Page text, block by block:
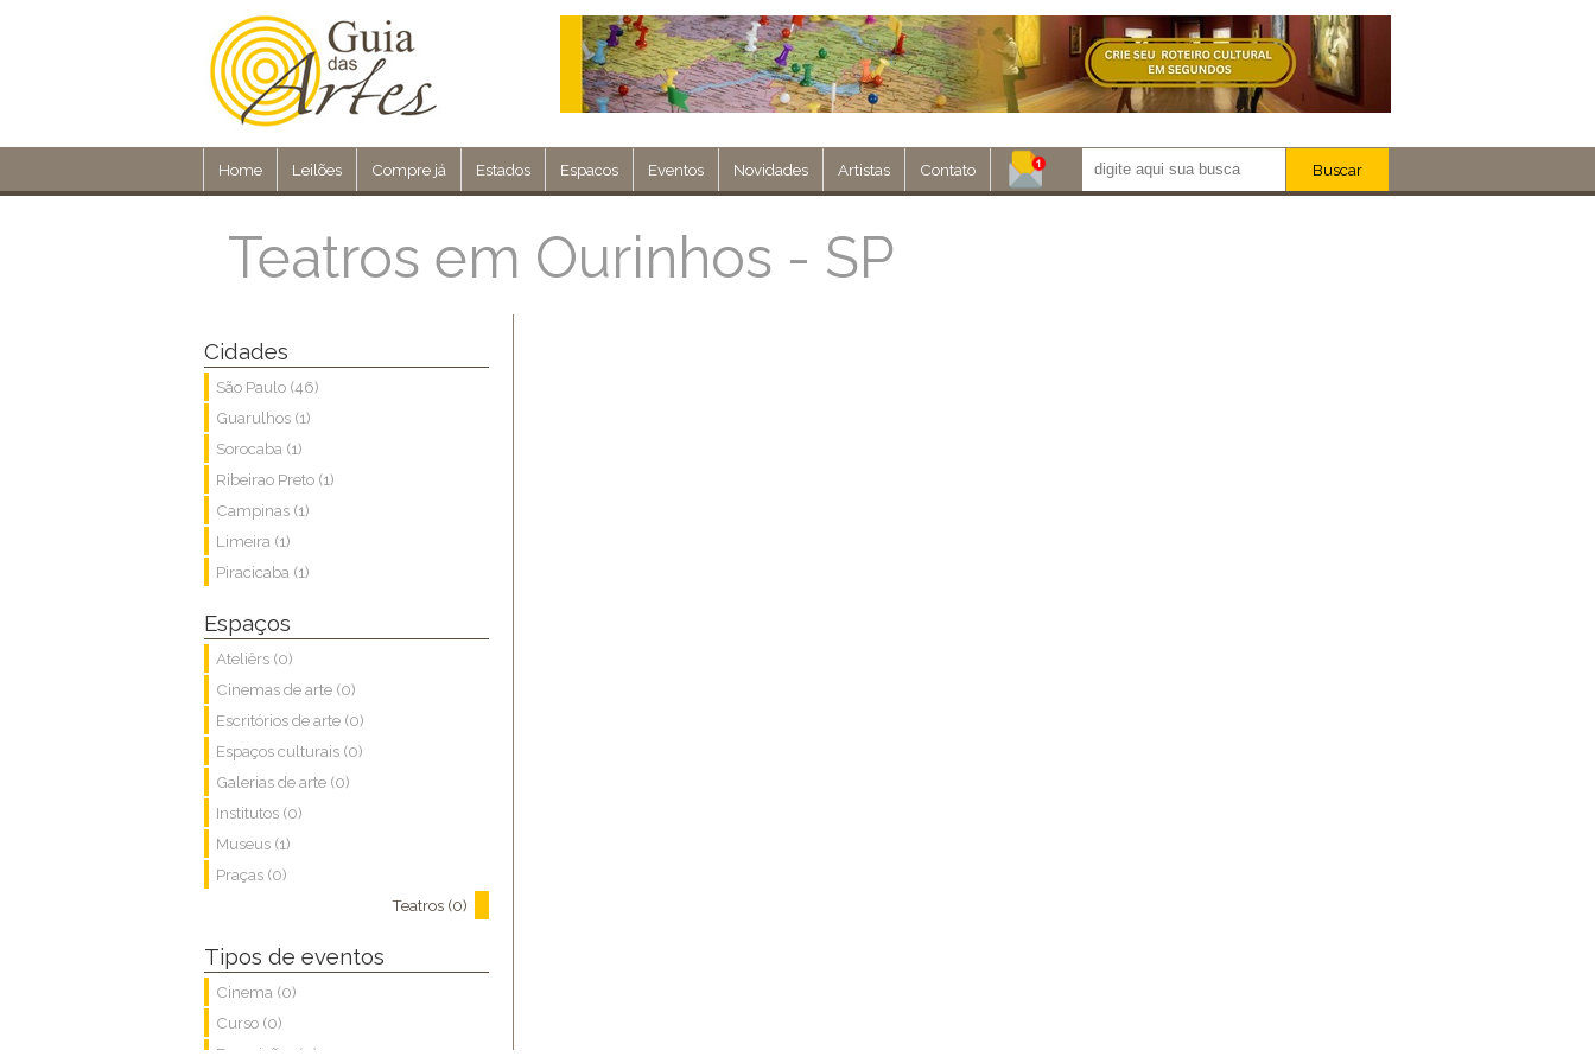
Home Leilões Compre já Estados Espacos Eventos Novidades Artistas Contato Buscar
Teatros em Ourinhos - SP
Cidades
São Paulo (46)
Guarulhos (1)
Sorocaba (1)
Ribeirao Preto (1)
Campinas (1)
Limeira (1)
Piracicaba (1)
Espaços
Ateliêrs (0)
Cinemas de arte (0)
Escritórios de arte (0)
Espaços culturais (0)
Galerias de arte (0)
Institutos (0)
Museus (1)
Praças (0)
Teatros (0)
Tipos de eventos
Cinema (0)
Curso (0)
Exposições (0)